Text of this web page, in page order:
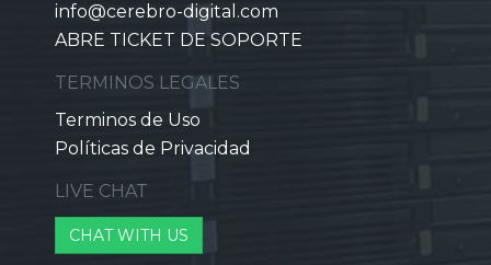
info@cerebro-digital.com
ABRE TICKET DE SOPORTE
TERMINOS LEGALES
Terminos de Uso
Políticas de Privacidad
LIVE CHAT
CHAT WITH US